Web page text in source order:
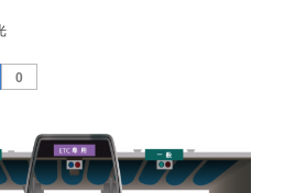
0
はてなブックマーク